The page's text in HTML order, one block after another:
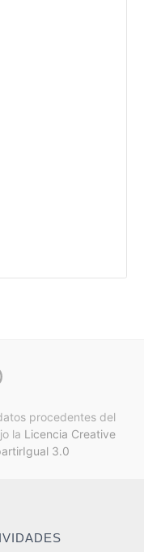
procedentes del
la Licencia Creative
3.0